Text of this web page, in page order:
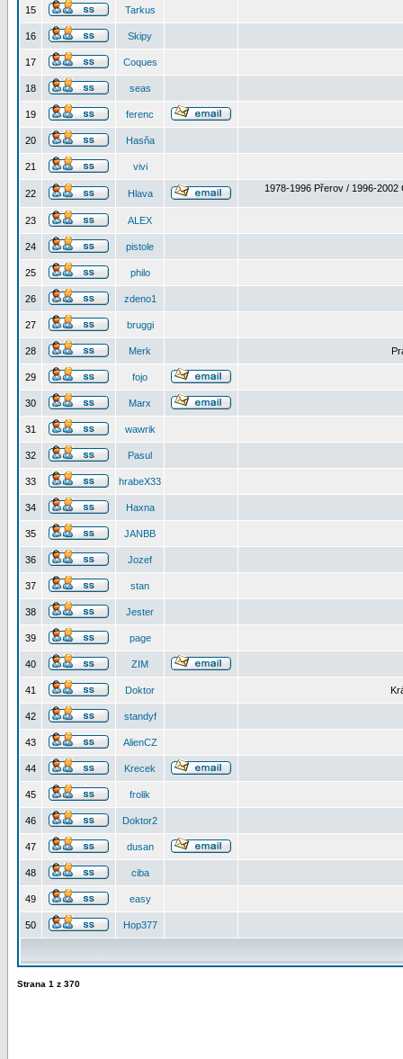
15 Tarkus
16 Skipy
17 Coques
18 seas
19 ferenc
20 Hasňa
21 vivi
22 Hlava 1978-1996 Přerov / 1996-2002
23 ALEX
24 pistole
25 philo
26 zdeno1
27 bruggi
28 Merk
29 fojo
30 Marx
31 wawrik
32 Pasul
33 hrabeX33
34 Haxna
35 JANBB
36 Jozef
37 stan
38 Jester
39 page
40 ZIM
41 Doktor
42 standyf
43 AlienCZ
44 Krecek
45 frolik
46 Doktor2
47 dusan
48 ciba
49 easy
50 Hop377
Strana 1 z 370